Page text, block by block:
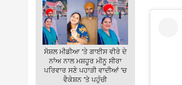
ਸੋਸ਼ਲ ਮੀਡੀਆ ‘ਤੇ ਗਾਈਸ ਵੀਰੇ ਦੇ
ਨਾਂਅ ਨਾਲ ਮਸ਼ਹੂਰ ਮੀਨੂ ਸੀਰਾ
ਪਰਿਵਾਰ ਸਣੇ ਪਹਾੜੀ ਵਾਦੀਆਂ ‘ਚ
ਵੈਕੇਸ਼ਨ ‘ਤੇ ਪਹੁੰਚੀ